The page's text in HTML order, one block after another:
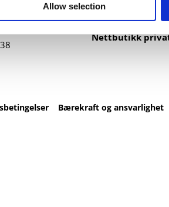
Allow selectionTrykksaker
Klær
Nettbutikk
Bærekraft og ansvarlighet